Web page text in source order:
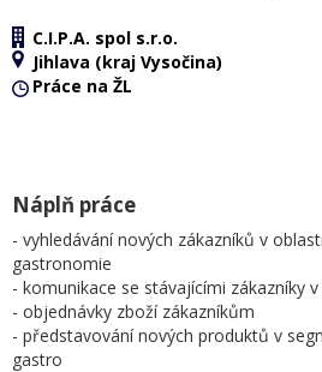
C.I.P.A. spol s.r.o.
Jihlava (kraj Vysočina)
Práce na ŽL
Náplň práce
- vyhledávání nových zákazníků v oblasti
gastronomie
- komunikace se stávajícími zákazníky
- objednávky zboží zákazníkům
- představování nových produktů v
gastro